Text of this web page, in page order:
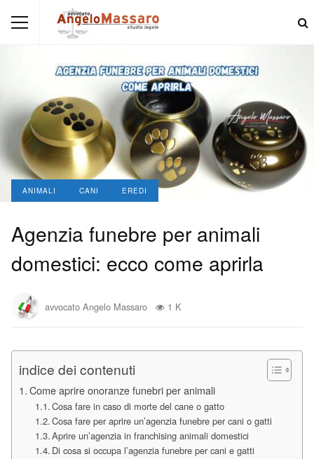
ANIMALI CANI EREDI
Agenzia funebre per animali
domestici: ecco come aprirla
avvocato Angelo Massaro 1 K
indice dei contenuti
Come aprire onoranze funebri per animali
Cosa fare in caso di morte del cane o gatto
Cosa fare per aprire un’agenzia funebre per cani o gatti
Aprire un’agenzia in franchising animali domestici
Di cosa si occupa l’agenzia funebre per cani e gatti